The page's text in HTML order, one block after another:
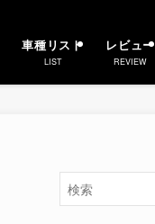
車種リスト
LIST
レビュー
REVIEW